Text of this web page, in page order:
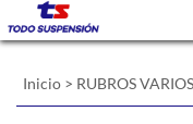
Inicio > RUBROS VARIOS